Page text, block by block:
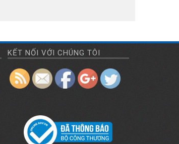
KẾT NỐI VỚI CHÚNG TÔI